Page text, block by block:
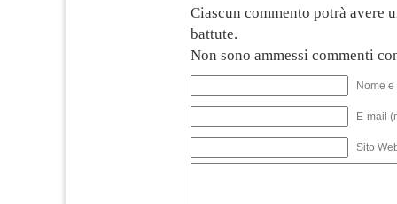
Ciascun commento potrà avere
battute.
Non sono ammessi commenti
Nome
E-mail
Sito